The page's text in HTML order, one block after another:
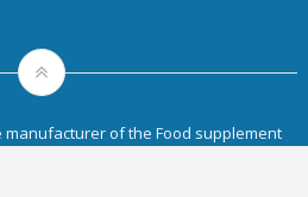
of the Food supplement